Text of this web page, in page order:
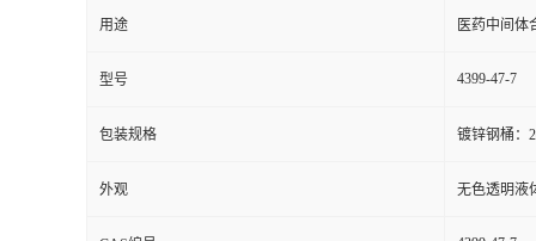
用途 医药中间体
型号 4399-47-7
包装规格 镀锌钢桶：
外观 无色透明液